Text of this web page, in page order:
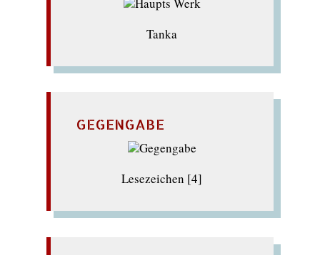
Tanka
GEGENGABE
Lesezeichen [4]